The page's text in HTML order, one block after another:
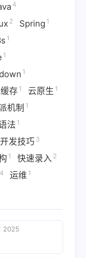
4
2 Spring 1
1
1
1
存 1 云原生 1
机制 1
法 1
开发技巧 3
1 快速录入 2
4 运维 1
2025